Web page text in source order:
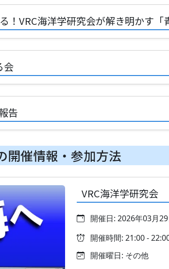
！VRC海洋学研究会が解き明かす「
会
告
開催情報・参加方法
VRC海洋学研究会
開催日: 2026年03月
開催時間: 21:00 -
開催曜日: その他